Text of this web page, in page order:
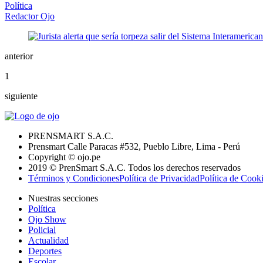
Política
Redactor Ojo
anterior
1
siguiente
PRENSMART S.A.C.
Prensmart Calle Paracas #532, Pueblo Libre, Lima - Perú
Copyright © ojo.pe
2019 © PrenSmart S.A.C. Todos los derechos reservados
Términos y CondicionesPolítica de PrivacidadPolítica de
Nuestras secciones
Política
Ojo Show
Policial
Actualidad
Deportes